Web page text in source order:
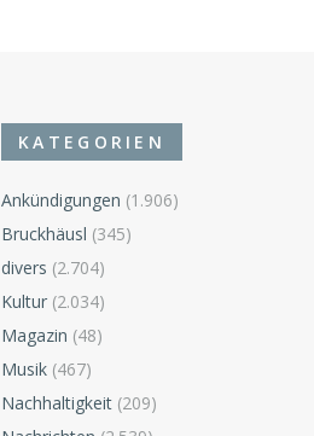
KATEGORIEN
Ankündigungen (1.906)
Bruckhäusl (345)
divers (2.704)
Kultur (2.034)
Magazin (48)
Musik (467)
Nachhaltigkeit (209)